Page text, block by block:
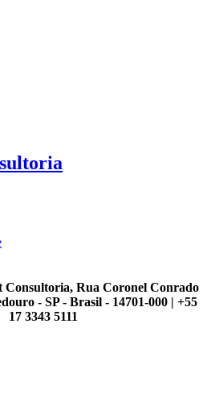
Consultoria, Rua Coronel Conrado
- SP - Brasil - 14701-000 | +55
17 3343 5111